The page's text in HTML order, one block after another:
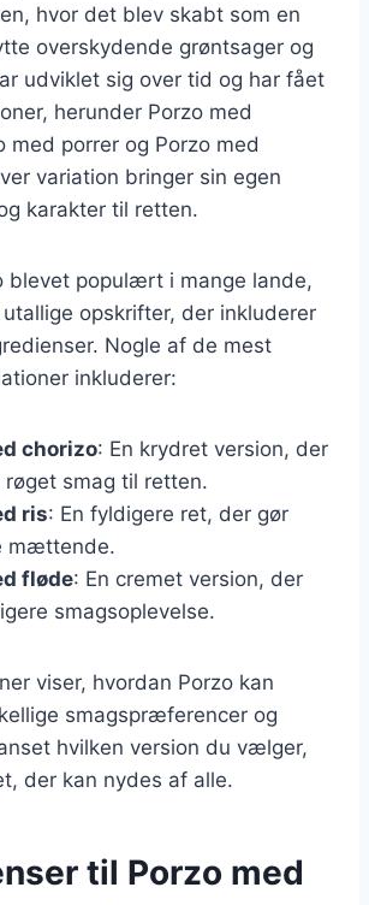
hvor det blev skabt som en
overskydende grøntsager og
udviklet sig over tid og har fået
herunder Porzo med
med porrer og Porzo med
variation bringer sin egen
karakter til retten.
blevet populært i mange lande,
opskrifter, der inkluderer
Nogle af de mest
inkluderer:
chorizo: En krydret version, der
smag til retten.
ris: En fyldigere ret, der gør
mættende.
fløde: En cremet version, der
smagsoplevelse.
viser, hvordan Porzo kan
smagspræferencer og
hvilken version du vælger,
der kan nydes af alle.
til Porzo med